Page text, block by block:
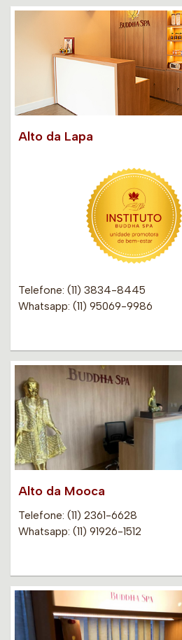
Alto da Lapa
Telefone: (11) 3834-8445
Whatsapp: (11) 95069-9986
Alto da Mooca
Telefone: (11) 2361-6628
Whatsapp: (11) 91926-1512